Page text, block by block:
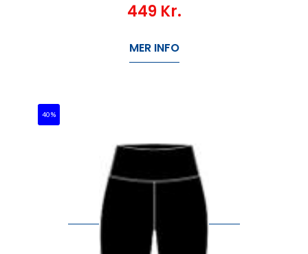
449 Kr.
MER INFO
40%